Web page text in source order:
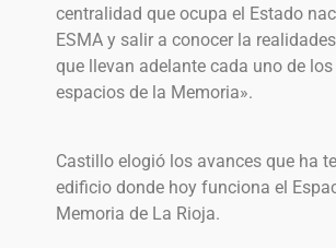
centralidad que ocupa el Estado
ESMA y salir a conocer la
que llevan adelante cada uno de
espacios de la Memoria».
Castillo elogió los avances que ha
edificio donde hoy funciona el
Memoria de La Rioja.